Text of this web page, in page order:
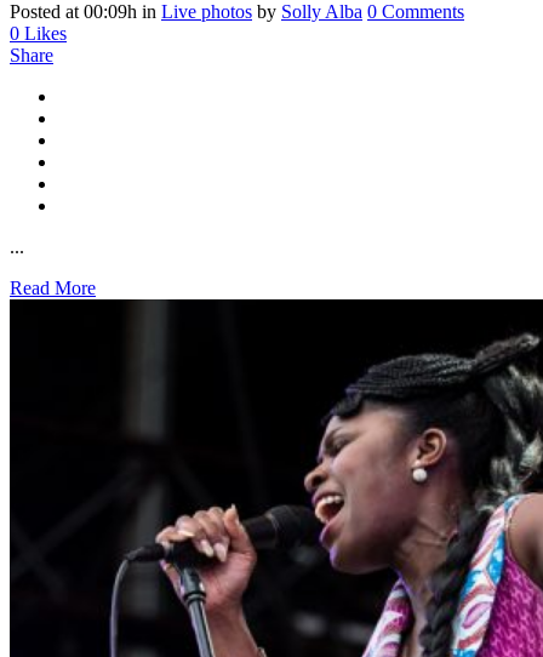
Posted at 00:09h in Live photos by Solly Alba 0 Comments
0 Likes
Share
...
Read More